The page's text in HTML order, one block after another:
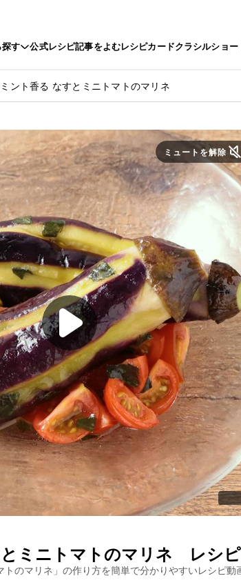
探す 公式レシピ記事をよむレシピカードクラシルショー
ミント香る なすとミニトマトのマリネ
ミュートを解除
ミニトマトのマリネ レシ
トのマリネ 」の作り方を簡単で分かりやすいレシピ動